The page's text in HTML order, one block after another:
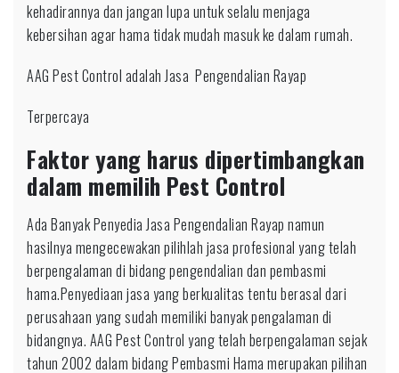
kehadirannya dan jangan lupa untuk selalu menjaga
kebersihan agar hama tidak mudah masuk ke dalam rumah.
AAG Pest Control adalah Jasa Pengendalian Rayap
Terpercaya
Faktor yang harus dipertimbangkan
dalam memilih Pest Control
Ada Banyak Penyedia Jasa Pengendalian Rayap namun
hasilnya mengecewakan pilihlah jasa profesional yang telah
berpengalaman di bidang pengendalian dan pembasmi
hama.Penyediaan jasa yang berkualitas tentu berasal dari
perusahaan yang sudah memiliki banyak pengalaman di
bidangnya. AAG Pest Control yang telah berpengalaman sejak
tahun 2002 dalam bidang Pembasmi Hama merupakan pilihan